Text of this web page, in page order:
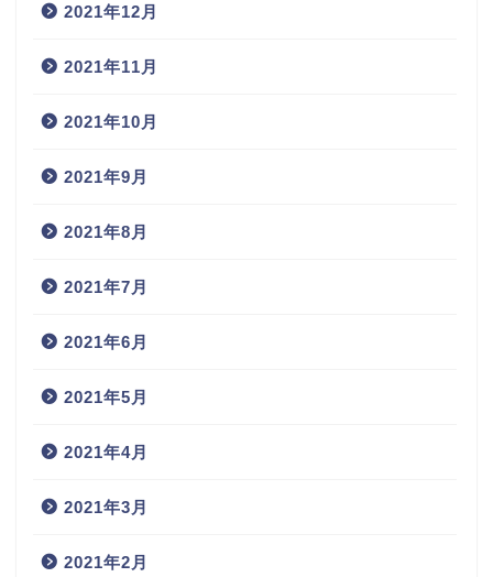
2021年12月
2021年11月
2021年10月
2021年9月
2021年8月
2021年7月
2021年6月
2021年5月
2021年4月
2021年3月
2021年2月